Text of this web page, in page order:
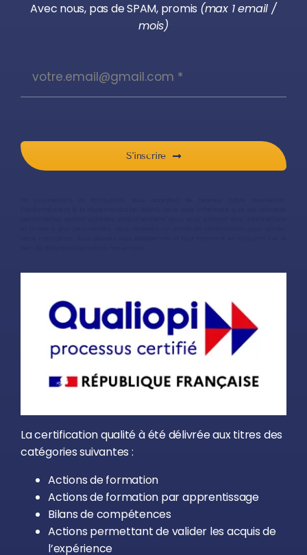
Avec nous, pas de SPAM, promis (max 1 email /
mois)
S'inscrire
La certification qualité à été délivrée aux titres des
catégories suivantes :
Actions de formation
Actions de formation par apprentissage
Bilans de compétences
Actions permettant de valider les acquis de
l’expérience